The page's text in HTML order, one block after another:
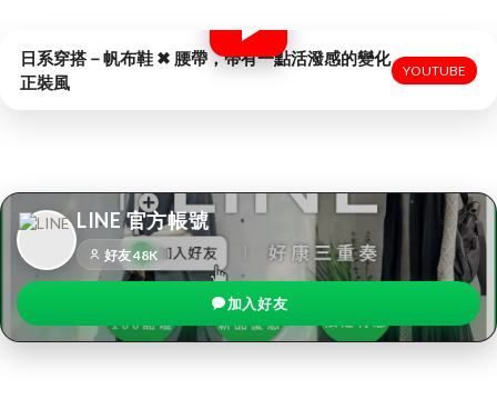
日系穿搭－帆布鞋 ✖ 腰帶，帶有一點活潑感的變化
正裝風
YOUTUBE
LINE 官方帳號
好友 48K
加入好友